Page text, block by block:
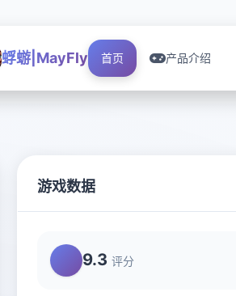
蜉蝣|MayFly 首页 产品介绍
游戏数据
9.3 评分